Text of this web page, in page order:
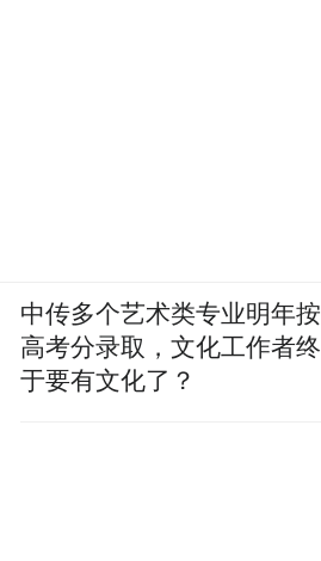
中传多个艺术类专业明年按
高考分录取，文化工作者终
于要有文化了？